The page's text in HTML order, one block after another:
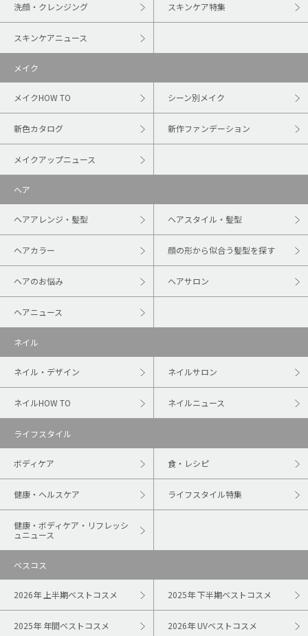
洗顔・クレンジング スキンケア特集
スキンケアニュース
メイク
メイクHOW TO シーン別メイク
新色カタログ 新作ファンデーション
メイクアップニュース
ヘア
ヘアアレンジ・髪型 ヘアスタイル・髪型
ヘアカラー 顔の形から似合う髪型を探す
ヘアのお悩み ヘアサロン
ヘアニュース
ネイル
ネイル・デザイン ネイルサロン
ネイルHOW TO ネイルニュース
ライフスタイル
ボディケア 食・レシピ
健康・ヘルスケア ライフスタイル特集
健康・ボディケア・リフレッシ
ュニュース
ベスコス
2026年 上半期ベストコスメ 2025年 下半期ベストコスメ
2025年 年間ベストコスメ 2026年 UVベストコスメ